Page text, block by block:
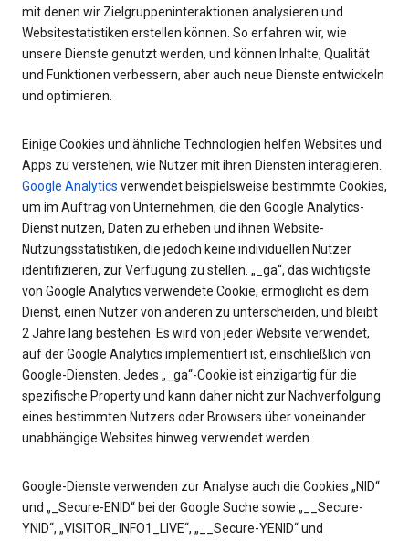
mit denen wir Zielgruppeninteraktionen analysieren und
Websitestatistiken erstellen können. So erfahren wir, wie
unsere Dienste genutzt werden, und können Inhalte, Qualität
und Funktionen verbessern, aber auch neue Dienste entwickeln
und optimieren.
Einige Cookies und ähnliche Technologien helfen Websites und
Apps zu verstehen, wie Nutzer mit ihren Diensten interagieren.
Google Analytics verwendet beispielsweise bestimmte Cookies,
um im Auftrag von Unternehmen, die den Google Analytics-
Dienst nutzen, Daten zu erheben und ihnen Website-
Nutzungsstatistiken, die jedoch keine individuellen Nutzer
identifizieren, zur Verfügung zu stellen. „_ga“, das wichtigste
von Google Analytics verwendete Cookie, ermöglicht es dem
Dienst, einen Nutzer von anderen zu unterscheiden, und bleibt
2 Jahre lang bestehen. Es wird von jeder Website verwendet,
auf der Google Analytics implementiert ist, einschließlich von
Google-Diensten. Jedes „_ga“-Cookie ist einzigartig für die
spezifische Property und kann daher nicht zur Nachverfolgung
eines bestimmten Nutzers oder Browsers über voneinander
unabhängige Websites hinweg verwendet werden.
Google-Dienste verwenden zur Analyse auch die Cookies „NID“
und „_Secure-ENID“ bei der Google Suche sowie „__Secure-
YNID“, „VISITOR_INFO1_LIVE“, „__Secure-YENID“ und